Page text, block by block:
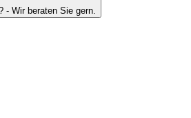
- Wir beraten Sie gern.